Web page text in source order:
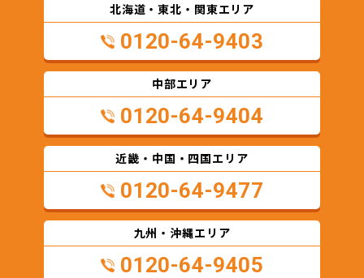
北海道・東北・関東エリア
0120-64-9403
中部エリア
0120-64-9404
近畿・中国・四国エリア
0120-64-9477
九州・沖縄エリア
0120-64-9405